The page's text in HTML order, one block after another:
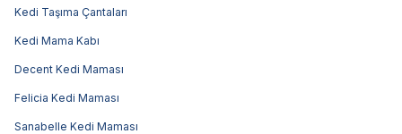
Kedi Taşıma Çantaları
Kedi Mama Kabı
Decent Kedi Maması
Felicia Kedi Maması
Sanabelle Kedi Maması